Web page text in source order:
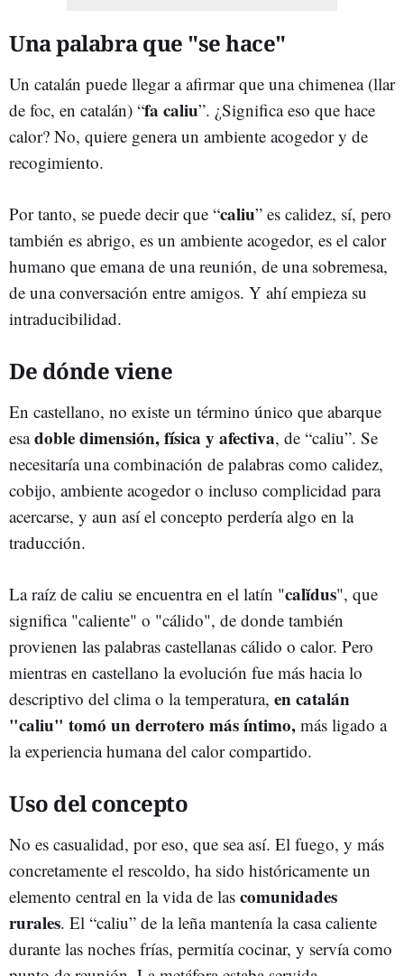
Una palabra que "se hace"
Un catalán puede llegar a afirmar que una chimenea (llar
de foc, en catalán) “fa caliu”. ¿Significa eso que hace
calor? No, quiere genera un ambiente acogedor y de
recogimiento.
Por tanto, se puede decir que “caliu” es calidez, sí, pero
también es abrigo, es un ambiente acogedor, es el calor
humano que emana de una reunión, de una sobremesa,
de una conversación entre amigos. Y ahí empieza su
intraducibilidad.
De dónde viene
En castellano, no existe un término único que abarque
esadoble dimensión, física y afectiva, de “caliu”. Se
necesitaría una combinación de palabras como calidez,
cobijo, ambiente acogedor o incluso complicidad para
acercarse, y aun así el concepto perdería algo en la
traducción.
La raíz de caliu se encuentra en el latín "calĭdus", que
significa "caliente" o "cálido", de donde también
provienen las palabras castellanas cálido o calor. Pero
mientras en castellano la evolución fue más hacia lo
descriptivo del clima o la temperatura, en catalán
"caliu" tomó un derrotero más íntimo, más ligado a
la experiencia humana del calor compartido.
Uso del concepto
No es casualidad, por eso, que sea así. El fuego, y más
concretamente el rescoldo, ha sido históricamente un
elemento central en la vida de las comunidades
rurales. El “caliu” de la leña mantenía la casa caliente
durante las noches frías, permitía cocinar, y servía como